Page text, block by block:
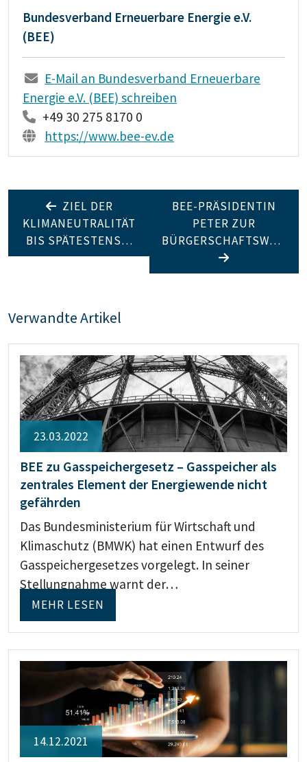
Bundesverband Erneuerbare Energie e.V.
(BEE)
E-Mail an Bundesverband Erneuerbare
Energie e.V. (BEE) schreiben
+49 30 275 8170 0
https://www.bee-ev.de
ZIEL DER
KLIMANEUTRALITÄT
BIS SPÄTESTENS…
BEE-PRÄSIDENTIN
PETER ZUR
BÜRGERSCHAFTSW…
Verwandte Artikel
23.03.2022
BEE zu Gasspeichergesetz – Gasspeicher als
zentrales Element der Energiewende nicht
gefährden
Das Bundesministerium für Wirtschaft und
Klimaschutz (BMWK) hat einen Entwurf des
Gasspeichergesetzes vorgelegt. In seiner
Stellungnahme warnt der…
MEHR LESEN
14.12.2021